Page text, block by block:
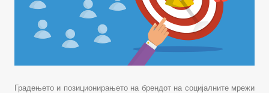
Градењето и позиционирањето на брендот на социјалните мрежи